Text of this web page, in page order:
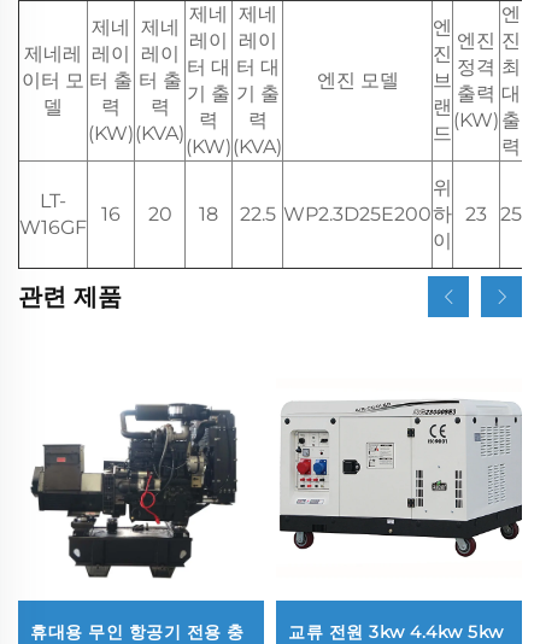
제네레
이터 모
델
제네
레이
터 출
력
(KW)
제네
레이
터 출
력
(KVA)
제네
레이
터 대
기 출
력
(KW)
제네
레이
터 대
기 출
력
(KVA)
엔진 모델
엔
진
브
랜
드
엔진
정격
출력
(KW)
엔
진
최
대
출
력
LT-
W16GF
16 20 18 22.5 WP2.3D25E200
위
하
이
23 25
관련 제품
휴대용 무인 항공기 전용 충
교류 전원 3kw 4.4kw 5kw